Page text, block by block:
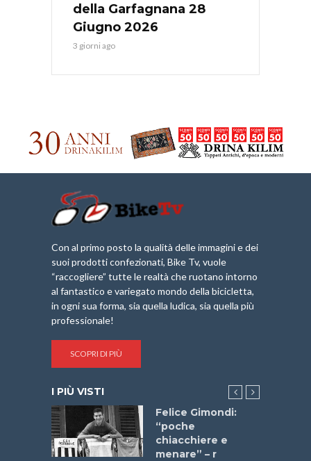
della Garfagnana 28
Giugno 2026
3 giorni ago
Con al primo posto la qualità delle immagini e dei
suoi prodotti confezionati, Bike Tv, vuole
“raccogliere” tutte le realtà che ruotano intorno
al fantastico e variegato mondo della bicicletta,
in ogni sua forma, sia quella ludica, sia quella più
professionale!
SCOPRI DI PIÙ
I PIÙ VISTI
Felice Gimondi:
“poche
chiacchiere e
menare” – r